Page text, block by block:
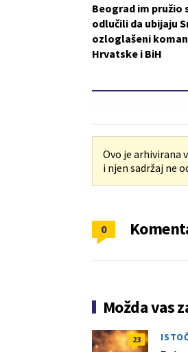
Beograd im pružio
odlučili da ubijaju
ozloglašeni
Hrvatske i BiH
Ovo je arhivirana
i njen sadržaj ne
0
Možda vas
23